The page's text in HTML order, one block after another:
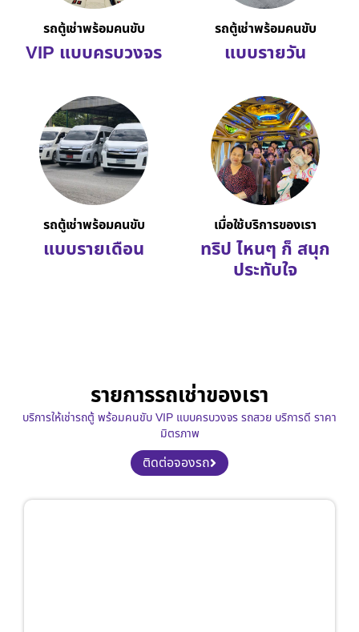
รถตู้เช่าพร้อมคนขับ
VIP แบบครบวงจร
รถตู้เช่าพร้อมคนขับ
แบบรายวัน
รถตู้เช่าพร้อมคนขับ
แบบรายเดือน
เมื่อใช้บริการของเรา
ทริป ไหนๆ ก็ สนุก
ประทับใจ
รายการรถเช่าของเรา
บริการให้เช่ารถตู้ พร้อมคนขับ VIP แบบครบวงจร รถสวย บริการดี ราคา
มิตรภาพ
ติดต่อจองรถ